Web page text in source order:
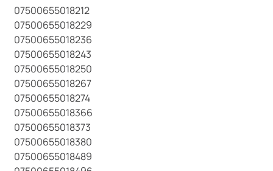
07500655018212
07500655018229
07500655018236
07500655018243
07500655018250
07500655018267
07500655018274
07500655018366
07500655018373
07500655018380
07500655018489